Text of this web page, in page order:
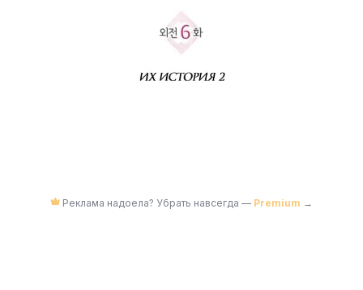
Реклама надоела? Убрать навсегда — Premium →